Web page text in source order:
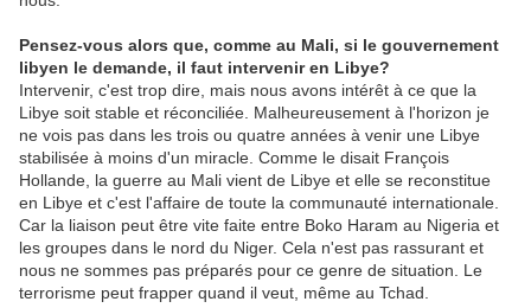
Pensez-vous alors que, comme au Mali, si le gouvernement
libyen le demande, il faut intervenir en Libye?
Intervenir, c'est trop dire, mais nous avons intérêt à ce que la
Libye soit stable et réconciliée. Malheureusement à l'horizon je
ne vois pas dans les trois ou quatre années à venir une Libye
stabilisée à moins d'un miracle. Comme le disait François
Hollande, la guerre au Mali vient de Libye et elle se reconstitue
en Libye et c'est l'affaire de toute la communauté internationale.
Car la liaison peut être vite faite entre Boko Haram au Nigeria et
les groupes dans le nord du Niger. Cela n'est pas rassurant et
nous ne sommes pas préparés pour ce genre de situation. Le
terrorisme peut frapper quand il veut, même au Tchad.